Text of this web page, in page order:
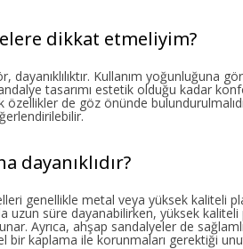
dikkat etmeliyim?
Kullanım yoğunluğuna
tasarımı estetik olduğu kadar
de göz önünde
dayanıklıdır?
genellikle metal veya yüksek kaliteli
uzun süre dayanabilirken, yüksek
Ayrıca, ahşap sandalyeler de
bir kaplama ile korunmaları gerektiği